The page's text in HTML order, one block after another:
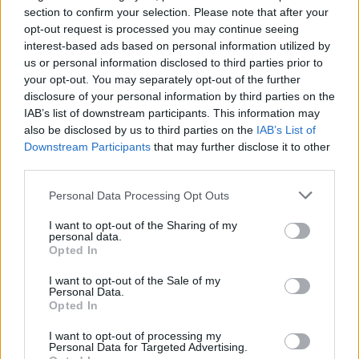
section to confirm your selection. Please note that after your
opt-out request is processed you may continue seeing
interest-based ads based on personal information utilized by
us or personal information disclosed to third parties prior to
your opt-out. You may separately opt-out of the further
disclosure of your personal information by third parties on the
IAB’s list of downstream participants. This information may
also be disclosed by us to third parties on the IAB’s List of
Downstream Participants that may further disclose it to other
Personal Data Processing Opt Outs
I want to opt-out of the Sharing of my
personal data.
Opted In
I want to opt-out of the Sale of my
Personal Data.
Opted In
I want to opt-out of processing my
Personal Data for Targeted Advertising.
ΔΕΙΤΕ ΕΠΙΣΗΣ
ΣΤΗΝ ΙΔΙΑ ΚΑΤΗΓΟΡΙΑ
Βάλια Χατζηθεοδώρου: Μπικίνι
και βραδινές έξοδοι στη
Μύκονο – Οι φωτογραφίες της
ΣΉΜΕΡΑ
των ανέμων».
Πάρο με μαύρο μπικίνι ‑ δείτε
τις πόζες της